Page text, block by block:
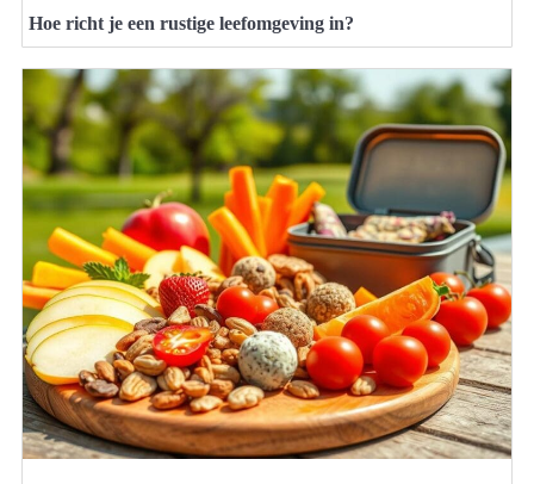
Hoe richt je een rustige leefomgeving in?